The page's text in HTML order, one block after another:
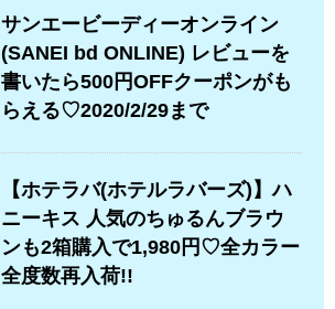
サンエービーディーオンライン
(SANEI bd ONLINE) レビューを
書いたら500円OFFクーポンがも
らえる♡2020/2/29まで
【ホテラバ(ホテルラバーズ)】ハ
ニーキス 人気のちゅるんブラウ
ンも2箱購入で1,980円♡全カラー
全度数再入荷!!